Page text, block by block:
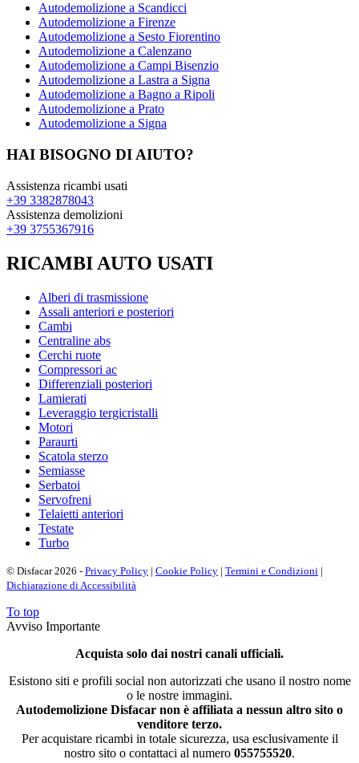
Autodemolizione a Scandicci
Autodemolizione a Firenze
Autodemolizione a Sesto Fiorentino
Autodemolizione a Calenzano
Autodemolizione a Campi Bisenzio
Autodemolizione a Lastra a Signa
Autodemolizione a Bagno a Ripoli
Autodemolizione a Prato
Autodemolizione a Signa
HAI BISOGNO DI AIUTO?
Assistenza ricambi usati
+39 3382878043
Assistenza demolizioni
+39 3755367916
RICAMBI AUTO USATI
Alberi di trasmissione
Assali anteriori e posteriori
Cambi
Centraline abs
Cerchi ruote
Compressori ac
Differenziali posteriori
Lamierati
Leveraggio tergicristalli
Motori
Paraurti
Scatola sterzo
Semiasse
Serbatoi
Servofreni
Telaietti anteriori
Testate
Turbo
© Disfacar 2026 - Privacy Policy | Cookie Policy | Termini e Condizioni |
Dichiarazione di Accessibilità
To top
Avviso Importante
Acquista solo dai nostri canali ufficiali.
Esistono siti e profili social non autorizzati che usano il nostro nome
o le nostre immagini.
Autodemolizione Disfacar non è affiliata a nessun altro sito o
venditore terzo.
Per acquistare ricambi in totale sicurezza, usa esclusivamente il
nostro sito o contattaci al numero 055755520.